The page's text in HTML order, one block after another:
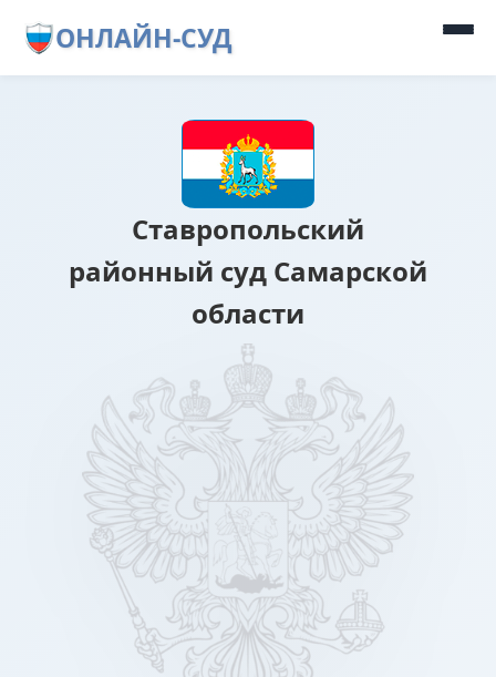
ОНЛАЙН-СУД
Ставропольский
районный суд Самарской
области